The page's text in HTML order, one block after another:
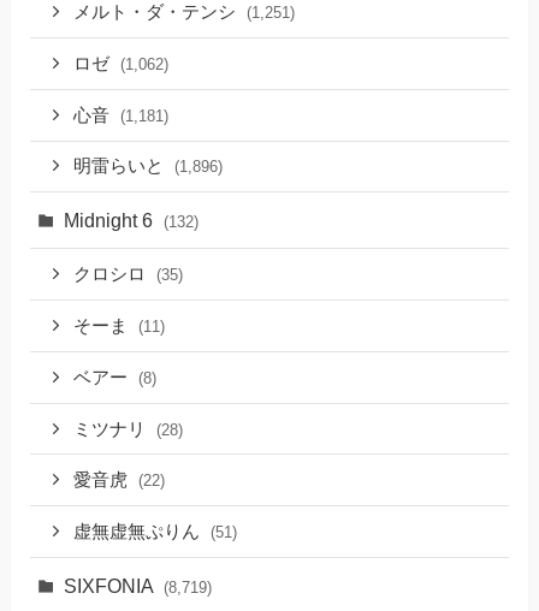
メルト・ダ・テンシ (1,251)
ロゼ (1,062)
心音 (1,181)
明雷らいと (1,896)
Midnight 6 (132)
クロシロ (35)
そーま (11)
ベアー (8)
ミツナリ (28)
愛音虎 (22)
虚無虚無ぷりん (51)
SIXFONIA (8,719)